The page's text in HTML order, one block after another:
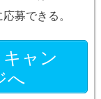
募できる。
ャン
へ